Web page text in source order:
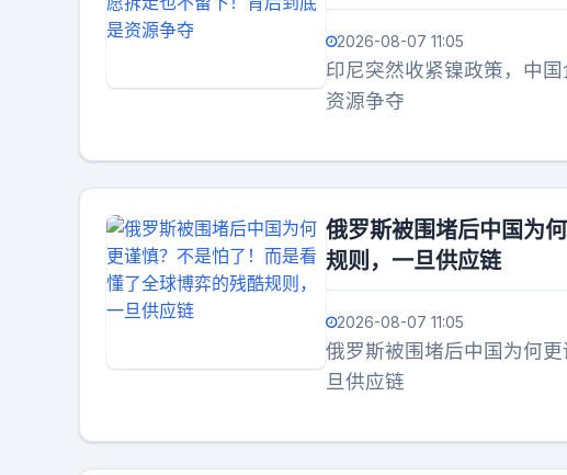
2026-08-07 11:05
印尼突然收紧镍政策，中
资源争夺
俄罗斯被围堵后中国为
规则，一旦供应链
2026-08-07 11:05
俄罗斯被围堵后中国为何
旦供应链